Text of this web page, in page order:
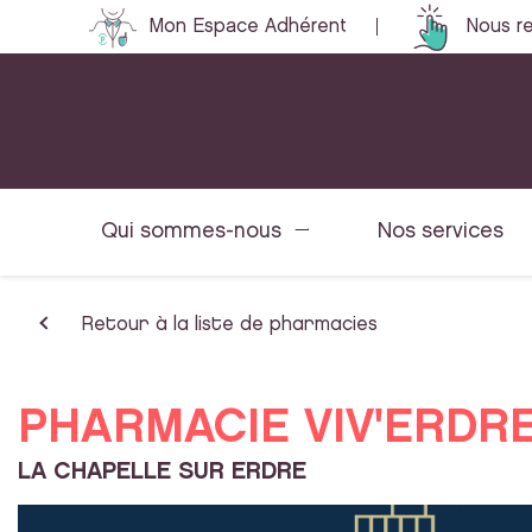
Mon Espace Adhérent Nous
Qui sommes-nous Nos services
Retour à la liste de pharmacies
PHARMACIE
LA CHAPELLE SUR ERDRE